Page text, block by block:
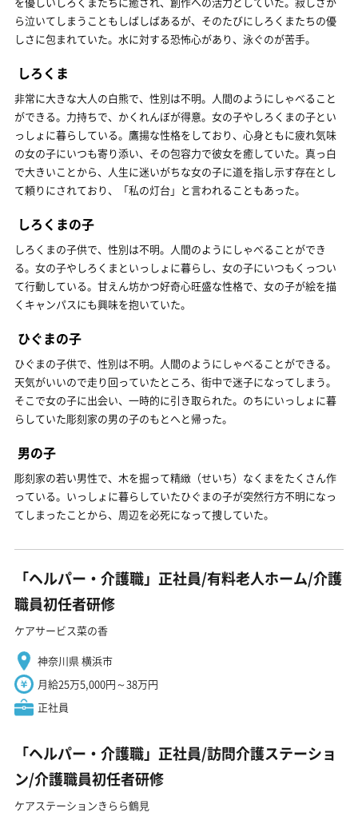
ら泣いてしまうこともしばしばあるが、そのたびにしろくまたちの優
しさに包まれていた。水に対する恐怖心があり、泳ぐのが苦手。
しろくま
非常に大きな大人の白熊で、性別は不明。人間のようにしゃべること
ができる。力持ちで、かくれんぼが得意。女の子やしろくまの子とい
っしょに暮らしている。鷹揚な性格をしており、心身ともに疲れ気味
の女の子にいつも寄り添い、その包容力で彼女を癒していた。真っ白
で大きいことから、人生に迷いがちな女の子に道を指し示す存在とし
て頼りにされており、「私の灯台」と言われることもあった。
しろくまの子
しろくまの子供で、性別は不明。人間のようにしゃべることができ
る。女の子やしろくまといっしょに暮らし、女の子にいつもくっつい
て行動している。甘えん坊かつ好奇心旺盛な性格で、女の子が絵を描
くキャンパスにも興味を抱いていた。
ひぐまの子
ひぐまの子供で、性別は不明。人間のようにしゃべることができる。
天気がいいので走り回っていたところ、街中で迷子になってしまう。
そこで女の子に出会い、一時的に引き取られた。のちにいっしょに暮
らしていた彫刻家の男の子のもとへと帰った。
男の子
彫刻家の若い男性で、木を掘って精緻（せいち）なくまをたくさん作
っている。いっしょに暮らしていたひぐまの子が突然行方不明になっ
てしまったことから、周辺を必死になって捜していた。
「ヘルパー・介護職」正社員/有料老人ホーム/介護
職員初任者研修
ケアサービス菜の香
神奈川県 横浜市
月給25万5,000円～38万円
正社員
「ヘルパー・介護職」正社員/訪問介護ステーショ
ン/介護職員初任者研修
ケアステーションきらら鶴見